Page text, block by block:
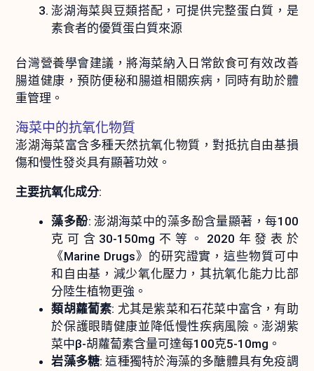
澎湖海菜與豆類搭配，可提供完整蛋白質，是
素食者的優質蛋白質來源
台灣營養學會建議，將海菜納入日常飲食可有效改善
腸道健康，預防便秘和腸道相關疾病，同時有助於體
重管理。
海菜中的抗氧化物質
澎湖海菜富含多種天然抗氧化物質，對抵抗自由基損
傷和慢性發炎具有顯著功效。
主要抗氧化成分:
藻多酚: 澎湖海菜中的藻多酚含量顯著，每100
克可含30-150mg不等。2020年發表於
《Marine Drugs》的研究證實，這些物質可中
和自由基，減少氧化壓力，其抗氧化能力比部
分陸生植物更強。
類胡蘿蔔素: 尤其是紫菜和石花菜中富含，有助
於保護眼睛健康並降低慢性疾病風險。澎湖紫
菜中β-胡蘿蔔素含量可達每100克5-10mg。
岩藻多糖: 這種獨特於海藻的多醣體具有免疫調